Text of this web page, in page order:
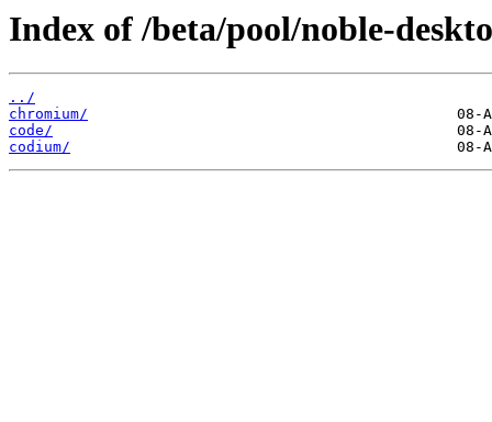
Index of /beta/pool/noble-
../
chromium/
code/
codium/